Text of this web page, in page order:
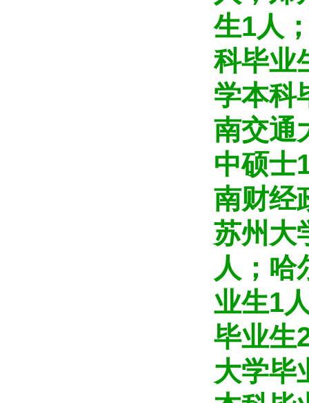
生1人
科毕业
学本科
南交通
中硕士
南财经
苏州大
人；哈
业生1
毕业生
大学毕